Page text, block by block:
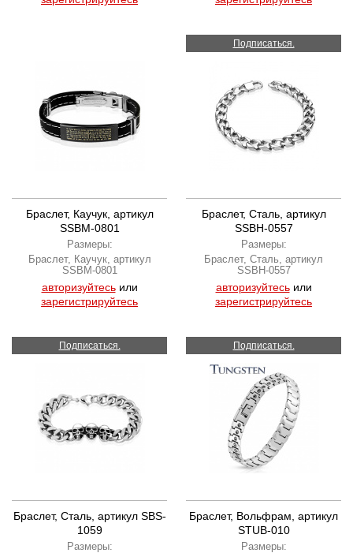
Браслет, Каучук, артикул
SSBM-0801
Размеры:
Браслет, Каучук, артикул
SSBM-0801
авторизуйтесьили
зарегистрируйтесь
Подписаться.
Браслет, Сталь, артикул
SSBH-0557
Размеры:
Браслет, Сталь, артикул
SSBH-0557
авторизуйтесьили
зарегистрируйтесь
Подписаться.
Браслет, Сталь, артикул SBS-
1059
Размеры:
Подписаться.
Браслет, Вольфрам, артикул
STUB-010
Размеры: